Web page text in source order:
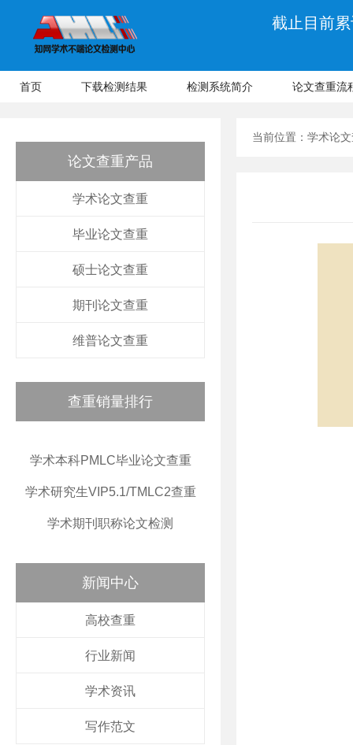
截止目前
首页 下载检测结果 检测系统简介 论文查重流
论文查重产品
学术论文查重
毕业论文查重
硕士论文查重
期刊论文查重
维普论文查重
查重销量排行
学术本科PMLC毕业论文查重
学术研究生VIP5.1/TMLC2查重
学术期刊职称论文检测
新闻中心
高校查重
行业新闻
学术资讯
写作范文
当前位置： 学术论